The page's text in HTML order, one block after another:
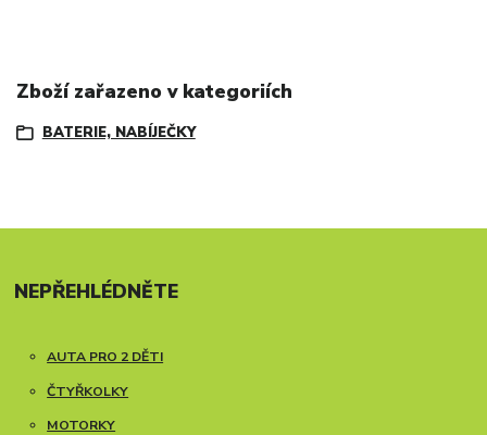
Zboží zařazeno v kategoriích
BATERIE, NABÍJEČKY
NEPŘEHLÉDNĚTE
AUTA PRO 2 DĚTI
ČTYŘKOLKY
MOTORKY